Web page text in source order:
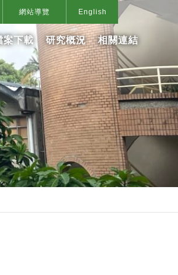
網站導覽 English
案下載 研究概況 相關連結